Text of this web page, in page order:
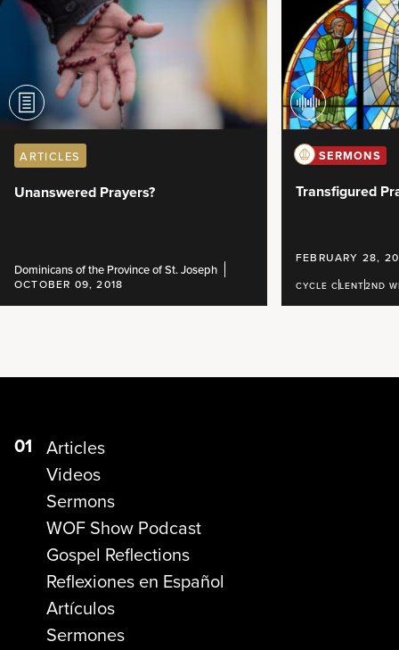
ARTICLES
Unanswered Prayers?
Dominicans of the Province of St. Joseph
OCTOBER 09, 2018
SERMONS
Transfigured
FEBRUARY 28,
CYCLE CLENT2ND
01 Articles
Videos
Sermons
WOF Show Podcast
Gospel Reflections
Reflexiones en Español
Artículos
Sermones